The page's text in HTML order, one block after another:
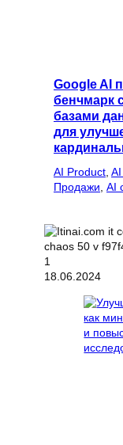
Google AI
бенчмарк
базами
для
AI Product
Продажи AI
18.06.2024